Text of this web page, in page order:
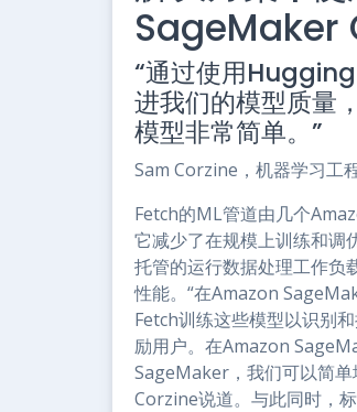
SageMaker
“通过使用
进我们的模型质量
模型非常简单。”
Sam Corzine，机器学习工
Fetch的ML管道由几个
它减少了在规模上训练和调
托管的运行数据处理工作负
性能。“在Amazon
Fetch训练这些模型以识别
励用户。在Amazon
SageMaker，我们可以简
Corzine说道。与此同时，